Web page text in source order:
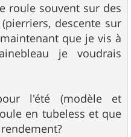
roule souvent sur des
descente sur
que je vis à
je voudrais
l'été (modèle et
en tubeless et que